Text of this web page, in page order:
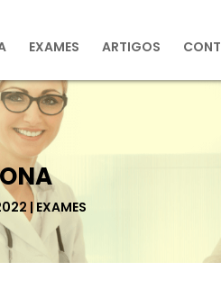
EXAMES ARTIGOS
EXAMES